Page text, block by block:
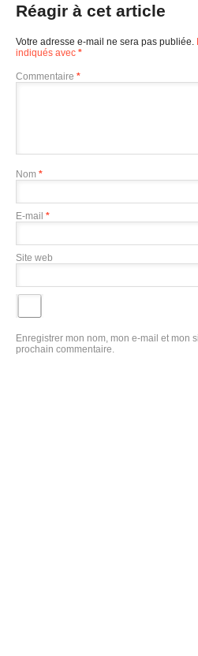
Réagir à cet article
Votre adresse e-mail ne sera pas publiée.
indiqués avec *
Commentaire *
Nom *
E-mail *
Site web
Enregistrer mon nom, mon e-mail et mon
prochain commentaire.